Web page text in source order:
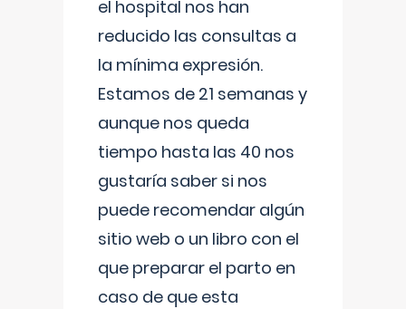
el hospital nos han
reducido las consultas a
la mínima expresión.
Estamos de 21 semanas y
aunque nos queda
tiempo hasta las 40 nos
gustaría saber si nos
puede recomendar algún
sitio web o un libro con el
que preparar el parto en
caso de que esta